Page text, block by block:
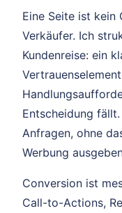
Eine Seite ist kein
Verkäufer. Ich
Kundenreise: ein
Entscheidung
Anfragen, ohne
Werbung
Conversion ist
Call-to-Actions,